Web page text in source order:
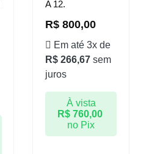
A 12.
R$ 800,00
À vista
R$760,00
no Pix
Em até 3x de
R$ 266,67 sem
juros